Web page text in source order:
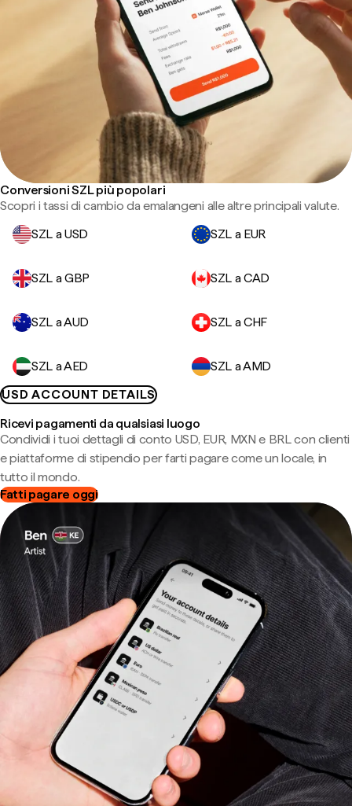
Conversioni SZL più popolari
Scopri i tassi di cambio da emalangeni alle altre principali valute.
SZL a USD
SZL a EUR
SZL a GBP SZL a CAD
SZL a AUD SZL a CHF
SZL a AED
SZL a AMD
USD ACCOUNT DETAILS
Ricevi pagamenti da qualsiasi luogo
Condividi i tuoi dettagli di conto USD, EUR, MXN e BRL con clienti
e piattaforme di stipendio per farti pagare come un locale, in
tutto il mondo.
Fatti pagare oggi